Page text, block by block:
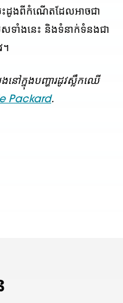
ះដូងពីកំណើតដែលអាចជា
ទាំងនេះ និងទំនាក់ទំនងជា
។
នៅក្នុងបញ្ហារដូវស្លឹកឈើ
Packard.